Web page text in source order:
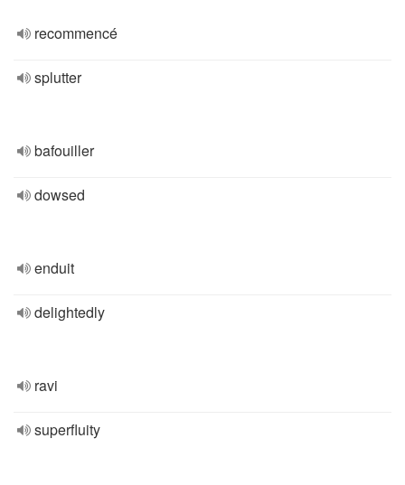
recommencé
splutter
bafouiller
dowsed
enduit
delightedly
ravi
superfluity